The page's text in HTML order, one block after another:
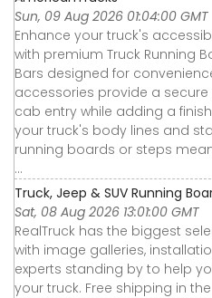
Sun, 09 Aug 2026 01:04:00 GMT
Enhance your truck's
with premium Truck Running
Bars designed for
accessories provide a
cab entry while adding a
your truck's body lines and
running boards or steps
...
Truck, Jeep & SUV Running
Sat, 08 Aug 2026 13:01:00 GMT
RealTruck has the biggest
with image galleries,
experts standing by to help
your truck. Free shipping in